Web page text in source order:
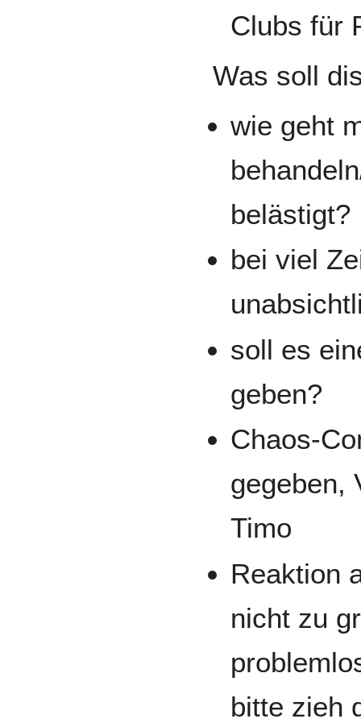
Clubs für
Was soll
wie geht
belästigt?
bei viel
soll es
geben?
Chaos-
gegeben,
Timo
Reaktion
nicht zu
bitte zieh